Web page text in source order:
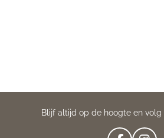
Blijf altijd op de hoogte en volg